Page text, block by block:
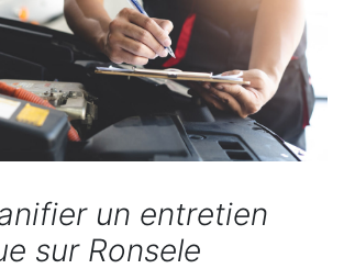
un entretien
sur Ronsele